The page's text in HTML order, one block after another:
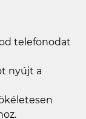
telefonodat
nyújt a